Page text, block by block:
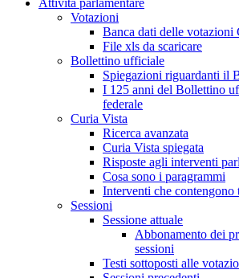
Attività parlamentare
Votazioni
Banca dati delle votazioni
File xls da scaricare
Bollettino ufficiale
Spiegazioni riguardanti il
I 125 anni del Bollettino
federale
Curia Vista
Ricerca avanzata
Curia Vista spiegata
Risposte agli interventi
Cosa sono i paragrammi
Interventi che contengono
Sessioni
Sessione attuale
Abbonamento dei
sessioni
Testi sottoposti alle